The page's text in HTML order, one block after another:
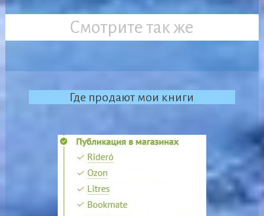
Смотрите так же
Где продают мои книги